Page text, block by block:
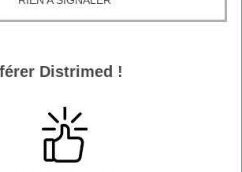
Distrimed !